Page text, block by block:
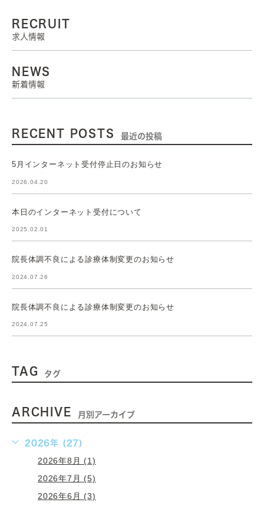
RECRUIT
求人情報
NEWS
新着情報
RECENT POSTS 最近の投稿
5月インターネット受付停止日のお知らせ
2026.04.20
本日のインターネット受付について
2025.02.01
院長体調不良による診療体制変更のお知らせ
2024.07.26
院長体調不良による診療体制変更のお知らせ
2024.07.25
TAG タグ
ARCHIVE 月別アーカイブ
2026年 (27)
2026年8月 (1)
2026年7月 (5)
2026年6月 (3)